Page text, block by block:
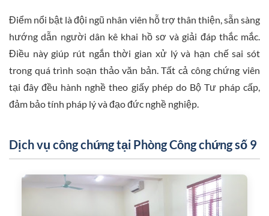
Điểm nổi bật là đội ngũ nhân viên hỗ trợ thân thiện, sẵn sàng
hướng dẫn người dân kê khai hồ sơ và giải đáp thắc mắc.
Điều này giúp rút ngắn thời gian xử lý và hạn chế sai sót
trong quá trình soạn thảo văn bản. Tất cả công chứng viên
tại đây đều hành nghề theo giấy phép do Bộ Tư pháp cấp,
đảm bảo tính pháp lý và đạo đức nghề nghiệp.
Dịch vụ công chứng tại Phòng Công chứng số 9